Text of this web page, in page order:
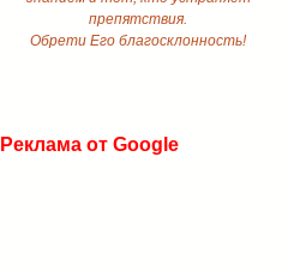
препятствия.
Обрети Его благосклонность!
Реклама от Google